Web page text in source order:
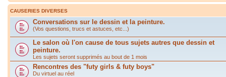
CAUSERIES DIVERSES
Conversations sur le dessin et la peinture.
(Vos questions, trucs et astuces, etc...)
Le salon où l'on cause de tous sujets autres que dessin et
peinture.
Les sujets seront supprimés au bout de 1 mois
Rencontres des "futy girls & futy boys"
Du virtuel au réel